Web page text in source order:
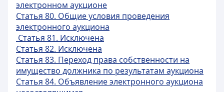
электронном аукционе
Статья 80. Общие условия проведения
электронного аукциона
Статья 81. Исключена
Статья 82. Исключена
Статья 83. Переход права собственности на
имущество должника по результатам аукциона
Статья 84. Объявление электронного аукциона